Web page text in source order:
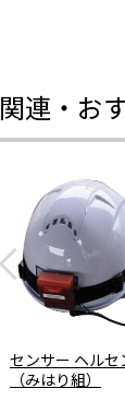
関連・お
センサー ヘルセ
（みはり組）